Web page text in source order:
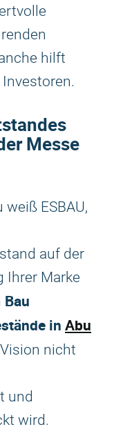
hilft
Messe
ESBAU,
auf der
Ihrer Marke
Bau
in Abu
nicht
und
wird.